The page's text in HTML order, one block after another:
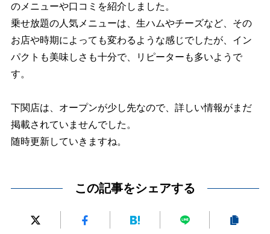
のメニューや口コミを紹介しました。
乗せ放題の人気メニューは、生ハムやチーズなど、その
お店や時期によっても変わるような感じでしたが、イン
パクトも美味しさも十分で、リピーターも多いようで
す。
下関店は、オープンが少し先なので、詳しい情報がまだ
掲載されていませんでした。
随時更新していきますね。
この記事をシェアする